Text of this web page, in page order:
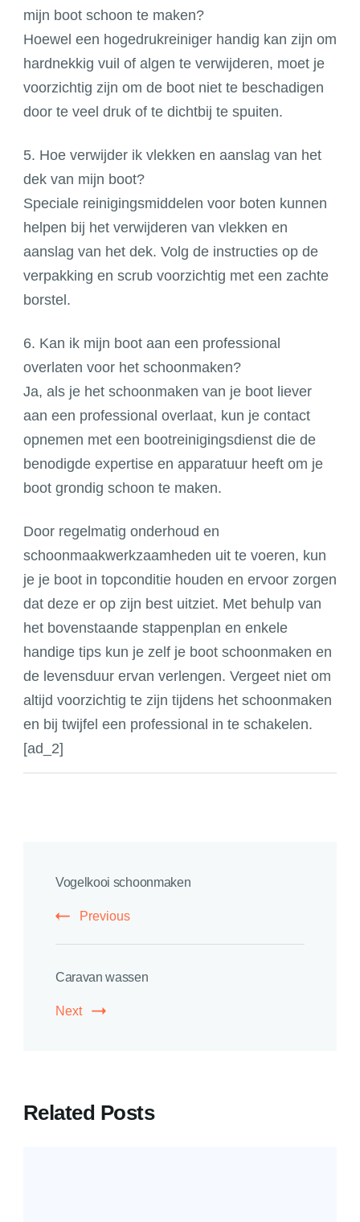
mijn boot schoon te maken?
Hoewel een hogedrukreiniger handig kan zijn om
hardnekkig vuil of algen te verwijderen, moet je
voorzichtig zijn om de boot niet te beschadigen
door te veel druk of te dichtbij te spuiten.
5. Hoe verwijder ik vlekken en aanslag van het
dek van mijn boot?
Speciale reinigingsmiddelen voor boten kunnen
helpen bij het verwijderen van vlekken en
aanslag van het dek. Volg de instructies op de
verpakking en scrub voorzichtig met een zachte
borstel.
6. Kan ik mijn boot aan een professional
overlaten voor het schoonmaken?
Ja, als je het schoonmaken van je boot liever
aan een professional overlaat, kun je contact
opnemen met een bootreinigingsdienst die de
benodigde expertise en apparatuur heeft om je
boot grondig schoon te maken.
Door regelmatig onderhoud en
schoonmaakwerkzaamheden uit te voeren, kun
je je boot in topconditie houden en ervoor zorgen
dat deze er op zijn best uitziet. Met behulp van
het bovenstaande stappenplan en enkele
handige tips kun je zelf je boot schoonmaken en
de levensduur ervan verlengen. Vergeet niet om
altijd voorzichtig te zijn tijdens het schoonmaken
en bij twijfel een professional in te schakelen.
[ad_2]
Navigation
Vogelkooi schoonmaken
Previous
Caravan wassen
Next
Related Posts